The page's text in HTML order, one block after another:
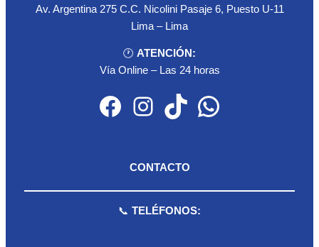
Av. Argentina 275 C.C. Nicolini Pasaje 6, Puesto U-11
Lima – Lima
🕐 ATENCIÓN:
Vía Online – Las 24 horas
Facebook Instagram TikTok WhatsApp
CONTACTO
📞 TELÉFONOS: